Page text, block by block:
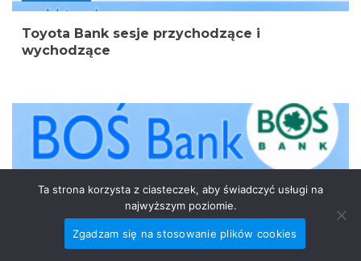
Toyota Bank sesje przychodzące i
wychodzące
Ta strona korzysta z ciasteczek, aby świadczyć usługi na
najwyższym poziomie.
Zgadzam się na stosowanie plików cookies